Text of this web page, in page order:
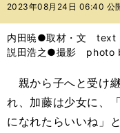
バ
2023年08月24日 06:40 公
内田暁●取材・文 text
説田浩之●撮影 photo
親から子へと受け
れ、加藤は少女に、
になれたらいいね」